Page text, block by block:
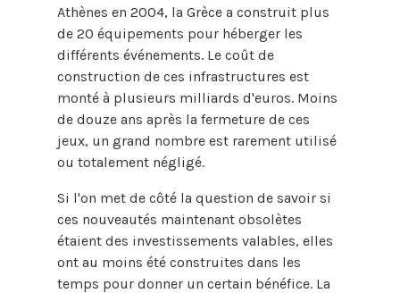
Athènes en 2004, la Grèce a construit plus
de 20 équipements pour héberger les
différents événements. Le coût de
construction de ces infrastructures est
monté à plusieurs milliards d'euros. Moins
de douze ans après la fermeture de ces
jeux, un grand nombre est rarement utilisé
ou totalement négligé.
Si l'on met de côté la question de savoir si
ces nouveautés maintenant obsolètes
étaient des investissements valables, elles
ont au moins été construites dans les
temps pour donner un certain bénéfice. La